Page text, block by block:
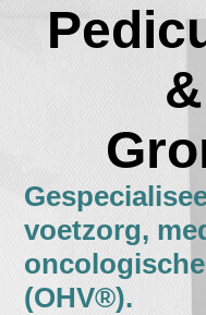
voetzorg,
(OHV®).